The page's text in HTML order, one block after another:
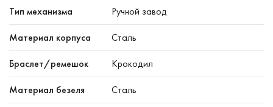
Тип механизма Ручной завод
Материал корпуса Сталь
Браслет/ремешок Крокодил
Материал безеля Сталь